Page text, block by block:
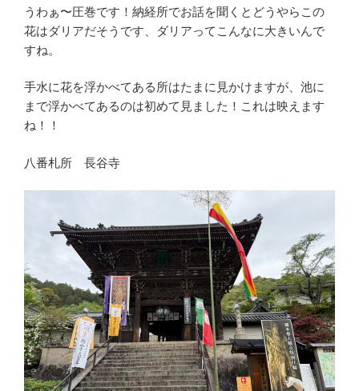
うわぁ〜圧巻です！納経所でお話を聞くとどうやらこの
花はダリアだそうです、ダリアってこんなに大きいんで
すね。
手水に花を浮かべてある所はたまに見かけますが、池に
まで浮かべてあるのは初めて見ました！これは映えます
ね！！
八番札所 長谷寺